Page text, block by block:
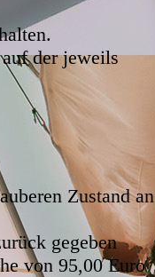
der jeweils
Zustand an
gegeben
von 95,00 Euro